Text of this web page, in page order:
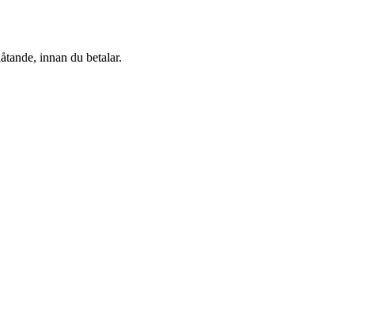
innan du betalar.